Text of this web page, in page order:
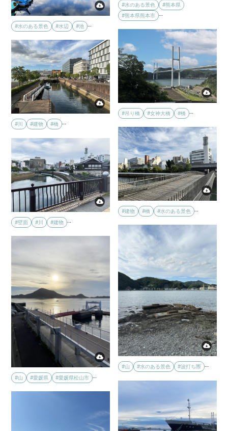
#水のある景色
#熊本県
#熊本県熊本市
#水のある景色
#水辺 #池 …
#吊り橋 #女神大橋 #橋 …
#川
#建物 #橋 …
#建物 #橋 #水のある景色 …
#壁面
#川 #建物
#山 #水のある景色 #波打ち際 …
#山
#愛媛県 #愛媛県松山市 …